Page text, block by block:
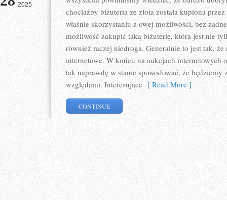
2025
chociażby biżuteria ze złota została kupiona
właśnie skorzystaniu z owej możliwości, bez
możliwość zakupić taką biżuterię, która jest nie
również raczej niedroga. Generalnie to jest tak,
internetowe. W końcu na aukcjach internetowych
tak naprawdę w stanie spowodować, że
względami. Interesujące [ Read More ]
CONTINUE